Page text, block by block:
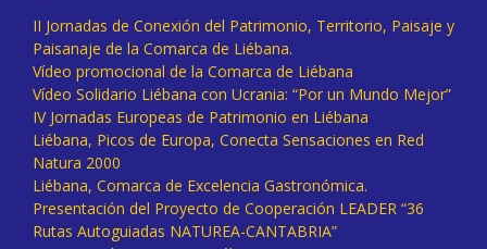
II Jornadas de Conexión del Patrimonio, Territorio, Paisaje y
Paisanaje de la Comarca de Liébana.
Vídeo promocional de la Comarca de Liébana
Vídeo Solidario Liébana con Ucrania: “Por un Mundo Mejor”
IV Jornadas Europeas de Patrimonio en Liébana
Liébana, Picos de Europa, Conecta Sensaciones en Red
Natura 2000
Liébana, Comarca de Excelencia Gastronómica.
Presentación del Proyecto de Cooperación LEADER “36
Rutas Autoguiadas NATUREA-CANTABRIA”